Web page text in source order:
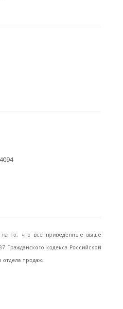
на то, что все приведённые выше
Гражданского кодекса Российской
продаж.